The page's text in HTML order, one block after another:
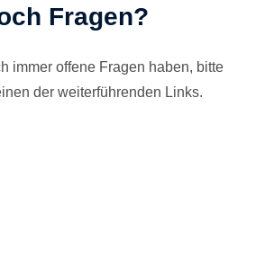
Fragen?
immer offene Fragen haben, bitte
der weiterführenden Links.